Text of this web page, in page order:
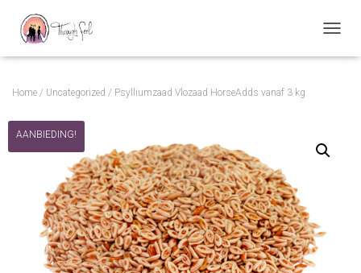
Home / Uncategorized / Psylliumzaad Vlozaad HorseAdds vanaf 3 kg
AANBIEDING!